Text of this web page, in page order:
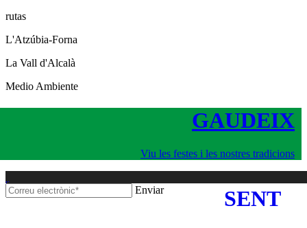
rutas
L'Atzúbia-Forna
La Vall d'Alcalà
Medio Ambiente
GAUDEIX
Viu les festes i les nostres tradicions
SENT
Enviar